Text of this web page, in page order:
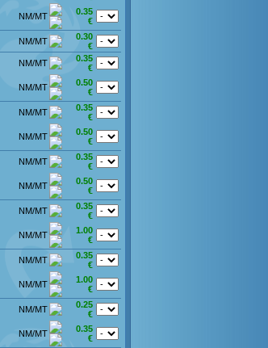
NM/MT
0.35
€
NM/MT
0.30
€
NM/MT
0.35
€
NM/MT
0.50
€
NM/MT
0.35
€
NM/MT
0.50
€
NM/MT
0.35
€
NM/MT
0.50
€
NM/MT
0.35
€
NM/MT
1.00
€
NM/MT
0.35
€
NM/MT
1.00
€
NM/MT
0.25
€
NM/MT
0.35
€